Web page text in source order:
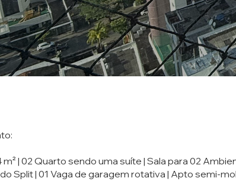
m² | 02 Quarto sendo uma suíte | Sala para 02
Split | 01 Vaga de garagem rotativa | Apto semi-